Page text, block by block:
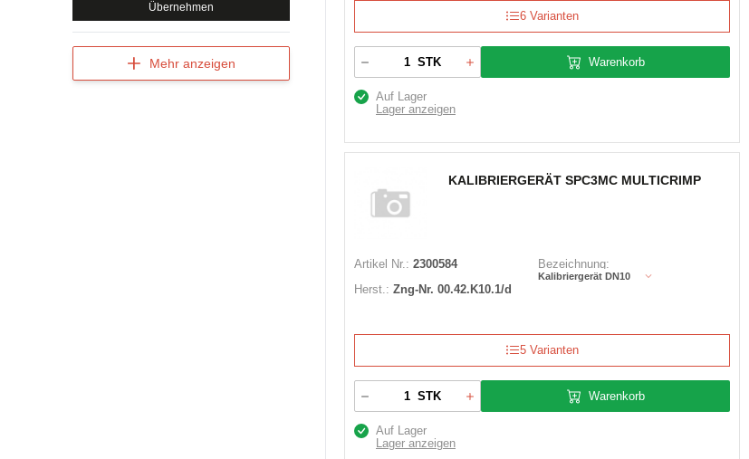
Übernehmen
Mehr anzeigen
6 Varianten
STK Warenkorb
Auf Lager
Lager anzeigen
KALIBRIERGERÄT SPC3MC MULTICRIMP
Artikel Nr.: 2300584
Herst.: Zng-Nr. 00.42.K10.1/d
Bezeichnung:
Kalibriergerät DN10
5 Varianten
STK Warenkorb
Auf Lager
Lager anzeigen